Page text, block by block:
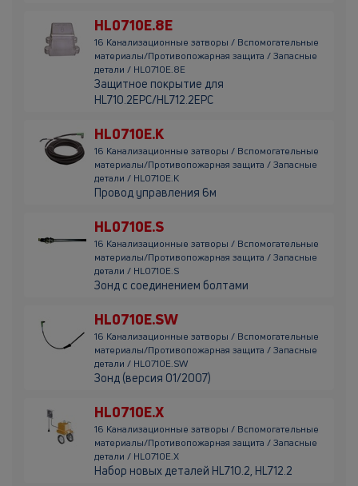
HL0710E.8E
16 Канализационные затворы / Вспомогательные
материалы/Противопожарная защита / Запасные
детали / HL0710E.8E
Защитное покрытие для
HL710.2EPC/HL712.2EPC
HL0710E.K
16 Канализационные затворы / Вспомогательные
материалы/Противопожарная защита / Запасные
детали / HL0710E.K
Провод управления 6м
HL0710E.S
16 Канализационные затворы / Вспомогательные
материалы/Противопожарная защита / Запасные
детали / HL0710E.S
Зонд с соединением болтами
HL0710E.SW
16 Канализационные затворы / Вспомогательные
материалы/Противопожарная защита / Запасные
детали / HL0710E.SW
Зонд (версия 01/2007)
HL0710E.X
16 Канализационные затворы / Вспомогательные
материалы/Противопожарная защита / Запасные
детали / HL0710E.X
Набор новых деталей HL710.2, HL712.2